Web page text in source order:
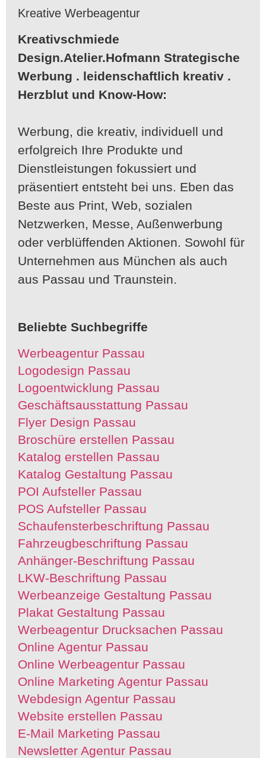
Kreative Werbeagentur
Kreativschmiede
Design.Atelier.Hofmann Strategische
Werbung . leidenschaftlich kreativ .
Herzblut und Know-How:
Werbung, die kreativ, individuell und
erfolgreich Ihre Produkte und
Dienstleistungen fokussiert und
präsentiert entsteht bei uns. Eben das
Beste aus Print, Web, sozialen
Netzwerken, Messe, Außenwerbung
oder verblüffenden Aktionen. Sowohl für
Unternehmen aus München als auch
aus Passau und Traunstein.
Beliebte Suchbegriffe
Werbeagentur Passau
Logodesign Passau
Logoentwicklung Passau
Geschäftsausstattung Passau
Flyer Design Passau
Broschüre erstellen Passau
Katalog erstellen Passau
Katalog Gestaltung Passau
POI Aufsteller Passau
POS Aufsteller Passau
Schaufensterbeschriftung Passau
Fahrzeugbeschriftung Passau
Anhänger-Beschriftung Passau
LKW-Beschriftung Passau
Werbeanzeige Gestaltung Passau
Plakat Gestaltung Passau
Werbeagentur Drucksachen Passau
Online Agentur Passau
Online Werbeagentur Passau
Online Marketing Agentur Passau
Webdesign Agentur Passau
Website erstellen Passau
E-Mail Marketing Passau
Newsletter Agentur Passau